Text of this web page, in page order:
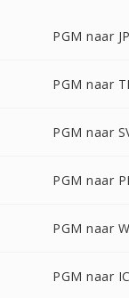
PGM naar
PGM naar
PGM naar
PGM naar
PGM naar
PGM naar